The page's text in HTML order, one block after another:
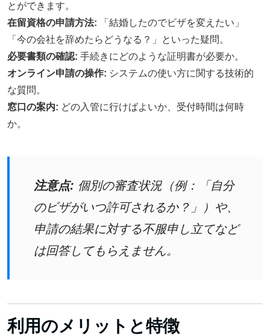
とができます。
在留資格の申請方法: 「結婚したのでビザを変えたい」
「今の会社を辞めたらどうなる？」といった疑問。
必要書類の確認: 手続きにどのような証明書が必要か。
オンライン申請の操作: システムの使い方に関する技術的
な質問。
窓口の案内: どの入管に行けばよいか、受付時間は何時
か。
注意点: 個別の審査状況（例：「自分
のビザがいつ許可されるか？」）や、
申請の結果に対する不服申し立てなど
は回答してもらえません。
利用のメリットと特徴